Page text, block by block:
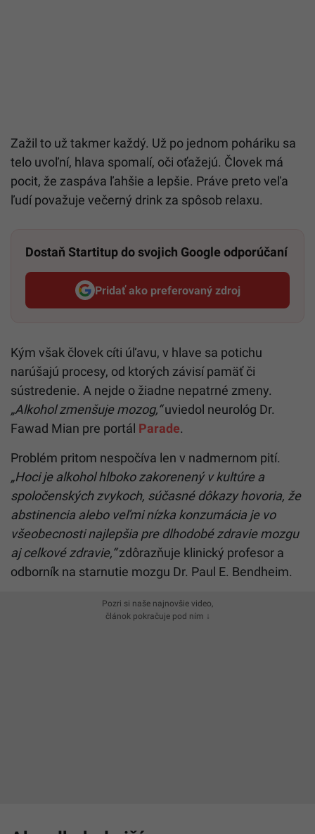
Zažil to už takmer každý. Už po jednom poháriku sa
telo uvoľní, hlava spomalí, oči oťažejú. Človek má
pocit, že zaspáva ľahšie a lepšie. Práve preto veľa
ľudí považuje večerný drink za spôsob relaxu.
Dostaň Startitup do svojich Google odporúčaní
Pridať ako preferovaný zdroj
Startitup, odkaz sa otvorí v
Kým však človek cíti úľavu, v hlave sa potichu
narúšajú procesy, od ktorých závisí pamäť či
sústredenie. A nejde o žiadne nepatrné zmeny.
„Alkohol zmenšuje mozog,“uviedol neurológ Dr.
Fawad Mian pre portál Parade.
Problém pritom nespočíva len v nadmernom pití.
„Hoci je alkohol hlboko zakorenený v kultúre a
spoločenských zvykoch, súčasné dôkazy hovoria, že
abstinencia alebo veľmi nízka konzumácia je vo
všeobecnosti najlepšia pre dlhodobé zdravie mozgu
aj celkové zdravie,“zdôrazňuje klinický profesor a
odborník na starnutie mozgu Dr. Paul E. Bendheim.
Pozri si naše najnovšie video,
článok pokračuje pod ním ↓